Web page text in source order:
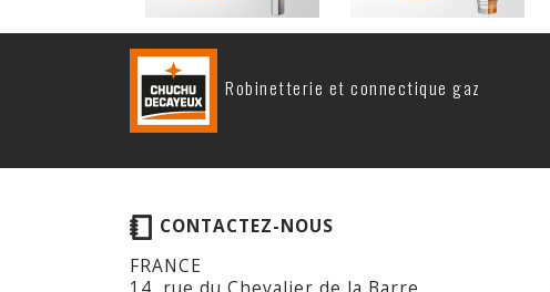
Robinetterie et connectique gaz
CONTACTEZ-NOUS
FRANCE